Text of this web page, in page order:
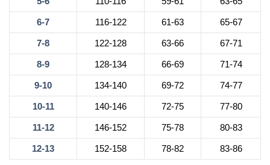
6-7 116-122 61-63 65-67
7-8 122-128 63-66 67-71
8-9 128-134 66-69 71-74
9-10 134-140 69-72 74-77
10-11 140-146 72-75 77-80
11-12 146-152 75-78 80-83
12-13 152-158 78-82 83-86